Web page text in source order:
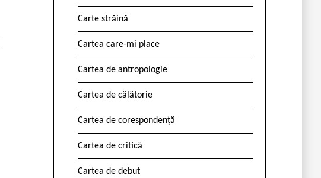
Carte străină
Cartea care-mi place
Cartea de antropologie
Cartea de călătorie
Cartea de corespondență
Cartea de critică
Cartea de debut